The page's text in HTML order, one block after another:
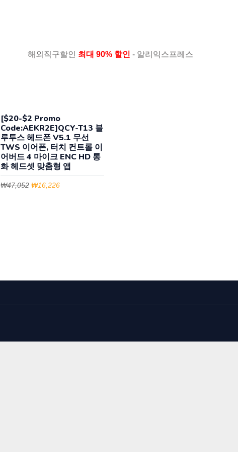
해외직구할인 최대 90% 할인 - 알리익스프레스
[$20-$2 Promo
Code:AEKR2E]QCY-T13 블
루투스 헤드폰 V5.1 무선
TWS 이어폰, 터치 컨트롤 이
어버드 4 마이크 ENC HD 통
화 헤드셋 맞춤형 앱
₩47,052 ₩16,226